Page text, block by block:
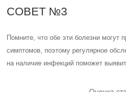
СОВЕТ №3
Помните, что обе эти болезни могут
симптомов, поэтому регулярное
на наличие инфекций поможет